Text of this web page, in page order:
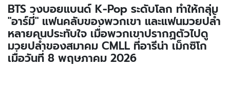
BTS วงบอยแบนด์ K-Pop ระดับโลก ทำให้กลุ่ม
"อาร์มี่" แฟนคลับของพวกเขา และแฟนมวยปล้ำ
หลายคนประทับใจ เมื่อพวกเขาปรากฏตัวไปดู
มวยปล้ำของสมาคม CMLL ที่อารีน่า เม็กซิโก
เมื่อวันที่ 8 พฤษภาคม 2026